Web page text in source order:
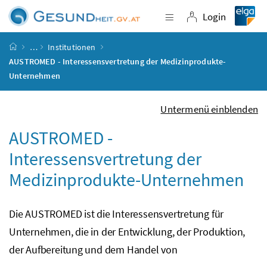
Zum Inhalt
Zum Hauptmenü
Zum Untermenü
Zur Suche
Navigation
Login
Login
Startseite
…
Institutionen
AUSTROMED - Interessensvertretung der Medizinprodukte-
Unternehmen
Untermenü einblenden
AUSTROMED -
Interessensvertretung der
Medizinprodukte-Unternehmen
Die AUSTROMED ist die Interessensvertretung für
Unternehmen, die in der Entwicklung, der Produktion,
der Aufbereitung und dem Handel von